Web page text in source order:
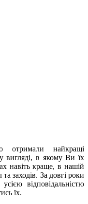
найкращі
вигляді, в якому Ви їх
навіть краще, в нашій
заходів. За довгі роки
відповідальністю
їх.